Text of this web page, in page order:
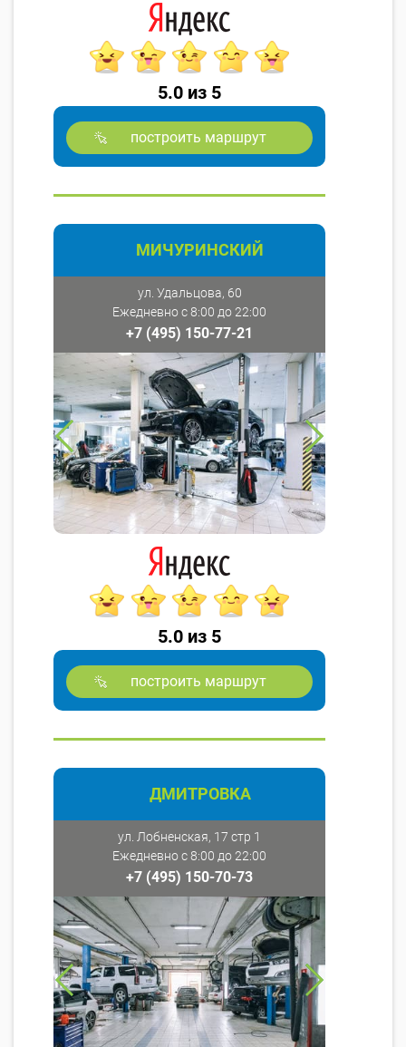
5.0 из 5
построить маршрут
МИЧУРИНСКИЙ
ул. Удальцова, 60
Ежедневно с 8:00 до 22:00
+7 (495) 150-77-21
5.0 из 5
построить маршрут
ДМИТРОВКА
ул. Лобненская, 17 стр 1
Ежедневно с 8:00 до 22:00
+7 (495) 150-70-73